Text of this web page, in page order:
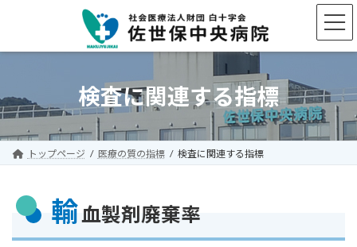
ン
ス
キ
ッ
ー
ン
に
移
検査に関連する指標
トップページ 医療の質の指標 検査に関連する指標
輸 血製剤廃棄率